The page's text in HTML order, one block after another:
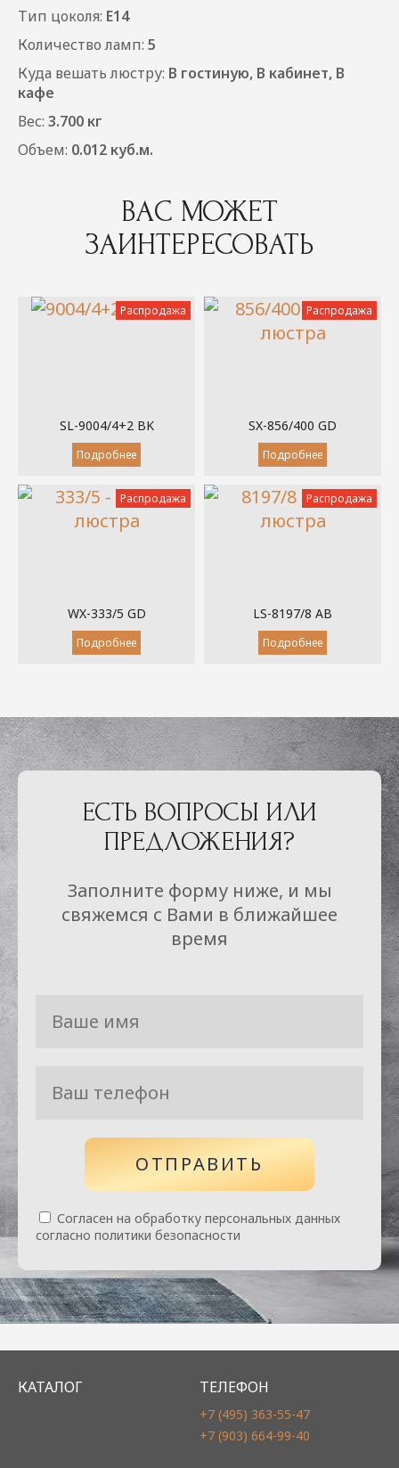
Тип цоколя: E14
Количество ламп: 5
Куда вешать люстру: В гостиную, В кабинет, В
кафе
Вес: 3.700 кг
Объем: 0.012 куб.м.
ВАС МОЖЕТ
ЗАИНТЕРЕСОВАТЬ
Распродажа
SL-9004/4+2 BK
Подробнее
Распродажа
SX-856/400 GD
Подробнее
Распродажа
WX-333/5 GD
Подробнее
Распродажа
LS-8197/8 AB
Подробнее
ЕСТЬ ВОПРОСЫ ИЛИ
ПРЕДЛОЖЕНИЯ?
Заполните форму ниже, и мы
свяжемся с Вами в ближайшее
время
ОТПРАВИТЬ
Согласен на обработку персональных данных
согласно политики безопасности
КАТАЛОГ ТЕЛЕФОН
+7 (495) 363-55-47
+7 (903) 664-99-40